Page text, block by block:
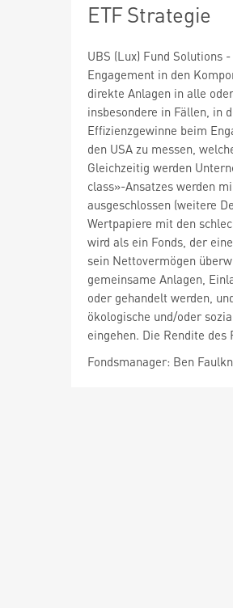
ETF Strategie
UBS (Lux) Fund Solutions
Engagement in den
direkte Anlagen in alle
insbesondere in Fällen, in
Effizienzgewinne beim
den USA zu messen,
Gleichzeitig werden
class»-Ansatzes werden
ausgeschlossen (weitere
Wertpapiere mit den
wird als ein Fonds, der
sein Nettovermögen
gemeinsame Anlagen,
oder gehandelt werden,
ökologische und/oder
eingehen. Die Rendite
Fondsmanager: Ben